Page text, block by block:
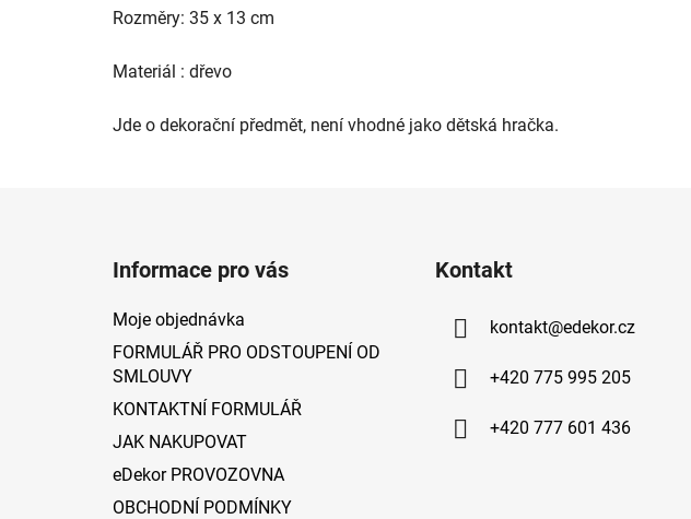
Rozměry: 35 x 13 cm
Materiál : dřevo
Jde o dekorační předmět, není vhodné jako dětská hračka.
Informace pro vás
Moje objednávka
FORMULÁŘ PRO ODSTOUPENÍ OD
SMLOUVY
KONTAKTNÍ FORMULÁŘ
JAK NAKUPOVAT
eDekor PROVOZOVNA
OBCHODNÍ PODMÍNKY
Kontakt
kontakt@edekor.cz
+420 775 995 205
+420 777 601 436